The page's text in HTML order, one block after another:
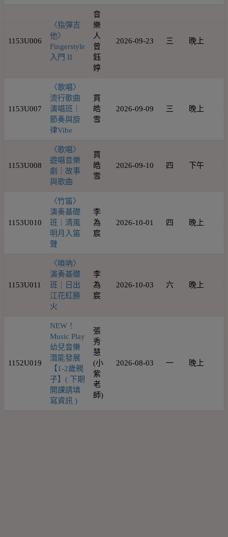
1153U006
〈指彈吉
他〉
Fingerstyle
入門 II
音
樂
人
曾
鈺
婷
2026-09-23 三 晚上
1153U007
〈歌唱〉
流行歌曲
演唱班｜
節奏與旋
律Vibe
買
皓
雪
2026-09-09 三 晚上
1153U008
〈歌唱〉
遊唱音樂
劇｜故事
與歌曲
買
皓
雪
2026-09-10 四 下午
1153U010
〈竹笛〉
演奏基礎
班｜清風
明月入笛
聲
李
為
宸
2026-10-01 四 晚上
1153U011
〈嗩吶〉
演奏基礎
班｜日出
江花紅勝
火
李
為
宸
2026-10-03 六 晚上
1152U019
NEW！
Music Play
幼兒音樂
潛能發展
【1-2歲親
子】( 下期
開課請填
寫資訊 )
張
秀
慧
(小
紫
老
師)
2026-08-03 一 晚上